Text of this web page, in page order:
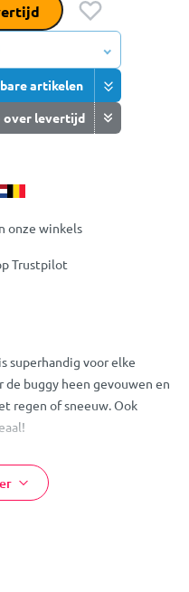
artikelen
over levertijd
onze winkels
Trustpilot
superhandig voor elke
buggy heen gevouwen en
regen of sneeuw. Ook